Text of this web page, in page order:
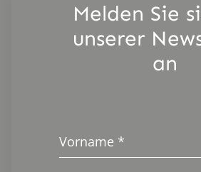
Melden Sie
unserer
an
Vorname *